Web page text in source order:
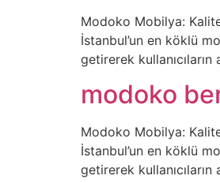
Modoko Mobilya:
İstanbul’un en köklü
getirerek
modoko
Modoko Mobilya:
İstanbul’un en köklü
getirerek